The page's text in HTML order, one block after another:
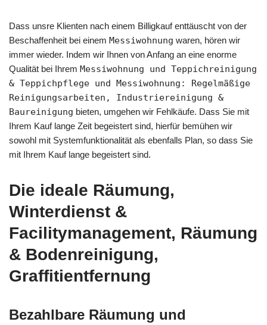
Dass unsre Klienten nach einem Billigkauf enttäuscht von der
Beschaffenheit bei einem Messiwohnung waren, hören wir
immer wieder. Indem wir Ihnen von Anfang an eine enorme
Qualität bei Ihrem Messiwohnung und Teppichreinigung
& Teppichpflege und Messiwohnung: Regelmäßige
Reinigungsarbeiten, Industriereinigung &
Baureinigung bieten, umgehen wir Fehlkäufe. Dass Sie mit
Ihrem Kauf lange Zeit begeistert sind, hierfür bemühen wir
sowohl mit Systemfunktionalität als ebenfalls Plan, so dass Sie
mit Ihrem Kauf lange begeistert sind.
Die ideale Räumung,
Winterdienst &
Facilitymanagement, Räumung
& Bodenreinigung,
Graffitientfernung
Bezahlbare Räumung und